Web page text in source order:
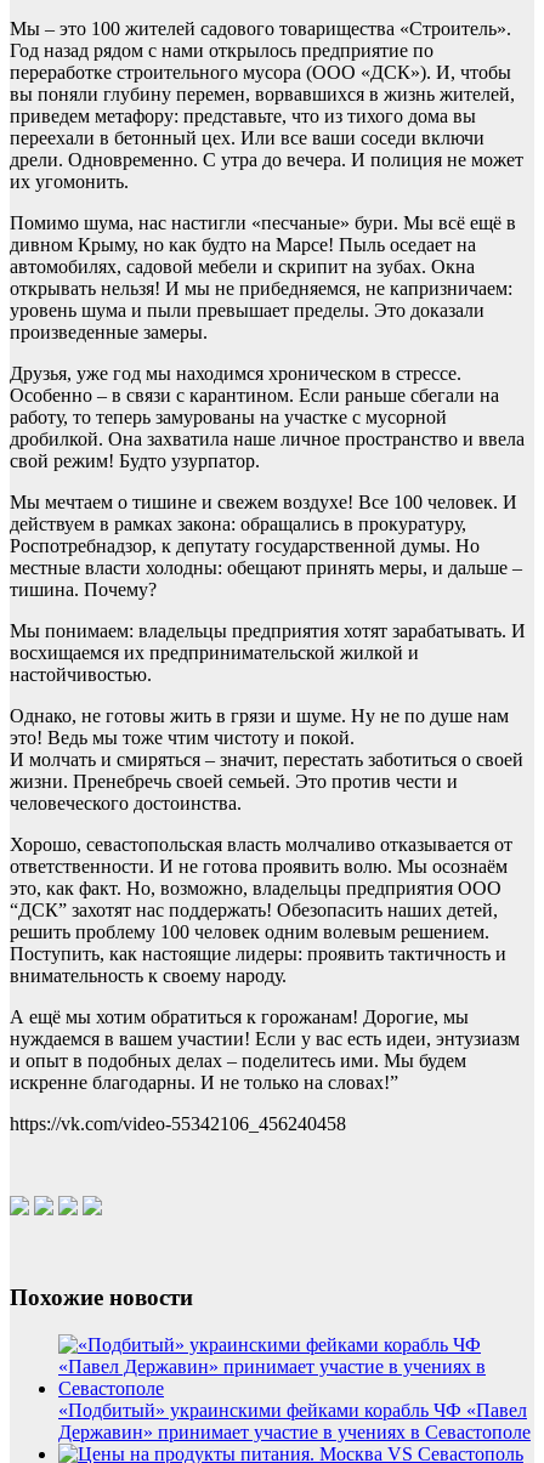
Мы – это 100 жителей садового товарищества «Строитель».
Год назад рядом с нами открылось предприятие по
переработке строительного мусора (ООО «ДСК»). И, чтобы
вы поняли глубину перемен, ворвавшихся в жизнь жителей,
приведем метафору: представьте, что из тихого дома вы
переехали в бетонный цех. Или все ваши соседи включи
дрели. Одновременно. С утра до вечера. И полиция не может
их угомонить.
Помимо шума, нас настигли «песчаные» бури. Мы всё ещё в
дивном Крыму, но как будто на Марсе! Пыль оседает на
автомобилях, садовой мебели и скрипит на зубах. Окна
открывать нельзя! И мы не прибедняемся, не капризничаем:
уровень шума и пыли превышает пределы. Это доказали
произведенные замеры.
Друзья, уже год мы находимся хроническом в стрессе.
Особенно – в связи с карантином. Если раньше сбегали на
работу, то теперь замурованы на участке с мусорной
дробилкой. Она захватила наше личное пространство и ввела
свой режим! Будто узурпатор.
Мы мечтаем о тишине и свежем воздухе! Все 100 человек. И
действуем в рамках закона: обращались в прокуратуру,
Роспотребнадзор, к депутату государственной думы. Но
местные власти холодны: обещают принять меры, и дальше –
тишина. Почему?
Мы понимаем: владельцы предприятия хотят зарабатывать. И
восхищаемся их предпринимательской жилкой и
настойчивостью.
Однако, не готовы жить в грязи и шуме. Ну не по душе нам
это! Ведь мы тоже чтим чистоту и покой.
И молчать и смиряться – значит, перестать заботиться о своей
жизни. Пренебречь своей семьей. Это против чести и
человеческого достоинства.
Хорошо, севастопольская власть молчаливо отказывается от
ответственности. И не готова проявить волю. Мы осознаём
это, как факт. Но, возможно, владельцы предприятия ООО
“ДСК” захотят нас поддержать! Обезопасить наших детей,
решить проблему 100 человек одним волевым решением.
Поступить, как настоящие лидеры: проявить тактичность и
внимательность к своему народу.
А ещё мы хотим обратиться к горожанам! Дорогие, мы
нуждаемся в вашем участии! Если у вас есть идеи, энтузиазм
и опыт в подобных делах – поделитесь ими. Мы будем
искренне благодарны. И не только на словах!”
https://vk.com/video-55342106_456240458
Похожие новости
«Подбитый» украинскими фейками корабль ЧФ «Павел
Державин» принимает участие в учениях в Севастополе